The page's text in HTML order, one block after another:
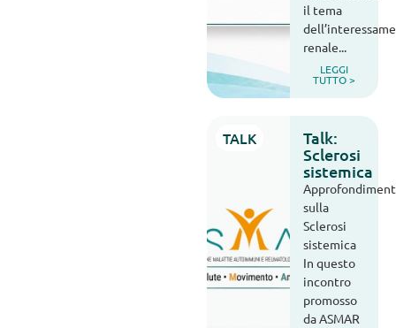
il tema
renale...
LEGGI
TUTTO >
TALK
Talk:
Sclerosi
sistemica
sulla
Sclerosi
sistemica
In questo
incontro
promosso
da ASMAR